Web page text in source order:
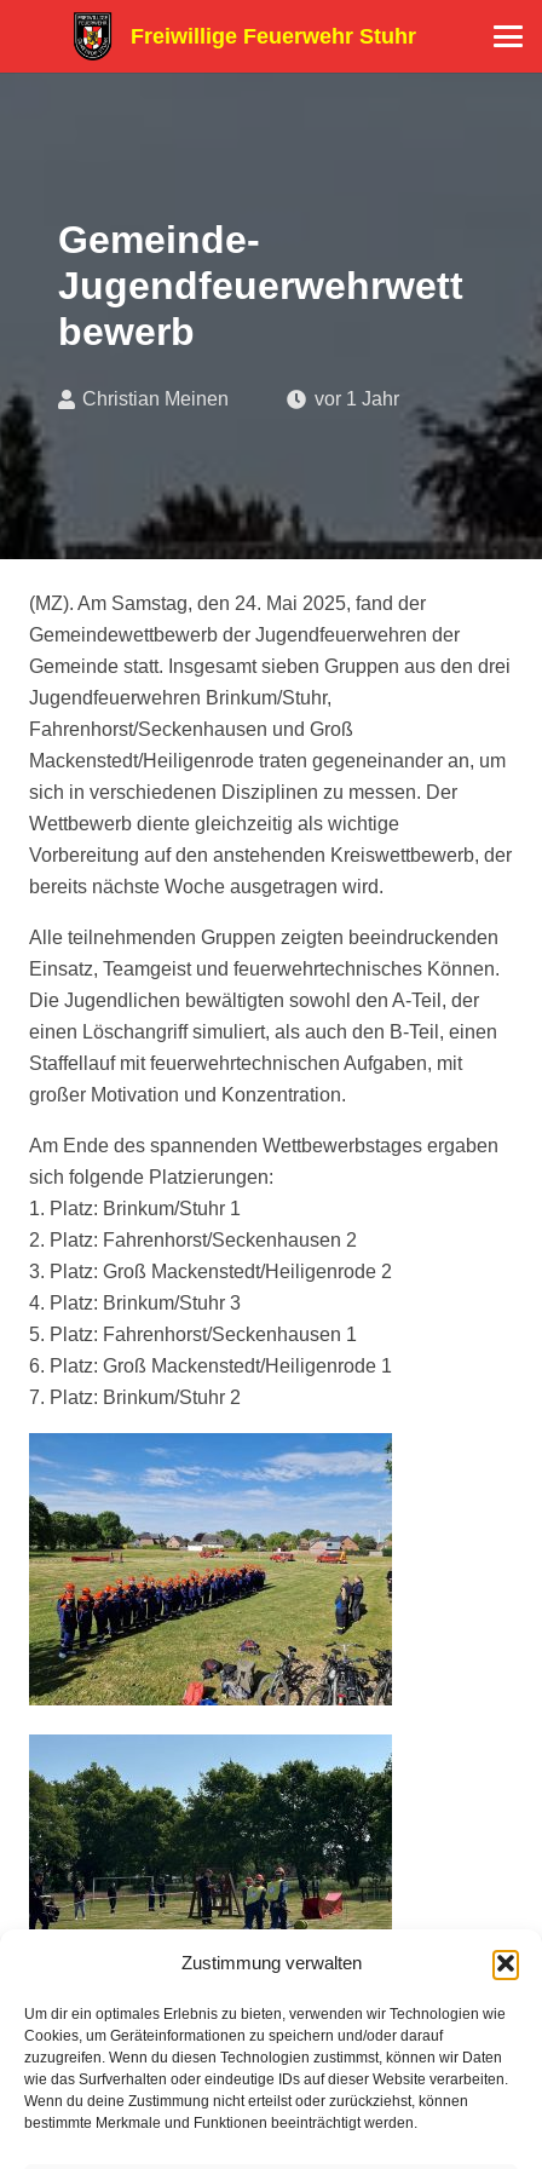
Zustimmung verwalten
Um dir ein optimales Erlebnis zu bieten, verwenden wir Technologien wie
Cookies, um Geräteinformationen zu speichern und/oder darauf
zuzugreifen. Wenn du diesen Technologien zustimmst, können wir Daten
wie das Surfverhalten oder eindeutige IDs auf dieser Website verarbeiten.
Wenn du deine Zustimmung nicht erteilst oder zurückziehst, können
bestimmte Merkmale und Funktionen beeinträchtigt werden.
Freiwillige Feuerwehr Stuhr
Gemeinde-
Jugendfeuerwehrwett
bewerb
Christian Meinen vor 1 Jahr
(MZ). Am Samstag, den 24. Mai 2025, fand der
Gemeindewettbewerb der Jugendfeuerwehren der
Gemeinde statt. Insgesamt sieben Gruppen aus den drei
Jugendfeuerwehren Brinkum/Stuhr,
Fahrenhorst/Seckenhausen und Groß
Mackenstedt/Heiligenrode traten gegeneinander an, um
sich in verschiedenen Disziplinen zu messen. Der
Wettbewerb diente gleichzeitig als wichtige
Vorbereitung auf den anstehenden Kreiswettbewerb, der
bereits nächste Woche ausgetragen wird.
Alle teilnehmenden Gruppen zeigten beeindruckenden
Einsatz, Teamgeist und feuerwehrtechnisches Können.
Die Jugendlichen bewältigten sowohl den A-Teil, der
einen Löschangriff simuliert, als auch den B-Teil, einen
Staffellauf mit feuerwehrtechnischen Aufgaben, mit
großer Motivation und Konzentration.
Am Ende des spannenden Wettbewerbstages ergaben
sich folgende Platzierungen:
1. Platz: Brinkum/Stuhr 1
2. Platz: Fahrenhorst/Seckenhausen 2
3. Platz: Groß Mackenstedt/Heiligenrode 2
4. Platz: Brinkum/Stuhr 3
5. Platz: Fahrenhorst/Seckenhausen 1
6. Platz: Groß Mackenstedt/Heiligenrode 1
7. Platz: Brinkum/Stuhr 2